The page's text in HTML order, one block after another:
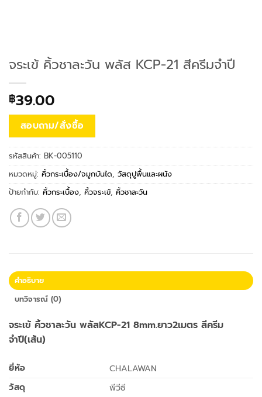
จระเข้ คิ้วชาละวัน พลัส KCP-21 สีครีมจำปี
฿39.00
สอบถาม/สั่งซื้อ
รหัสสินค้า: BK-005110
หมวดหมู่: คิ้วกระเบื้อง/จมูกบันได, วัสดุปูพื้นและผนัง
ป้ายกำกับ: คิ้วกระเบื้อง, คิ้วจระเข้, คิ้วชาละวัน
คำอธิบาย
บทวิจารณ์ (0)
จระเข้ คิ้วชาละวัน พลัสKCP-21 8mm.ยาว2เมตร สีครีม
จำปี(เส้น)
ยี่ห้อ
CHALAWAN
วัสดุ
พีวีซี